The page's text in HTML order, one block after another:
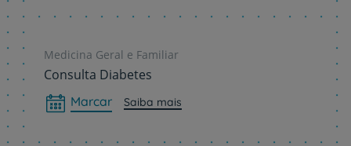
Medicina Geral e Familiar
Consulta Diabetes
Marcar Saiba mais